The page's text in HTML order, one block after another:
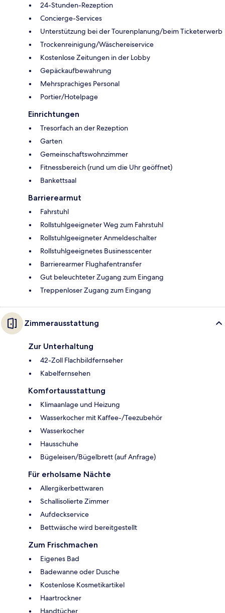
24-Stunden-Rezeption
Concierge-Services
Unterstützung bei der Tourenplanung/beim Ticketerwerb
Trockenreinigung/Wäschereiservice
Kostenlose Zeitungen in der Lobby
Gepäckaufbewahrung
Mehrsprachiges Personal
Portier/Hotelpage
Einrichtungen
Tresorfach an der Rezeption
Garten
Gemeinschaftswohnzimmer
Fitnessbereich (rund um die Uhr geöffnet)
Bankettsaal
Barrierearmut
Fahrstuhl
Rollstuhlgeeigneter Weg zum Fahrstuhl
Rollstuhlgeeigneter Anmeldeschalter
Rollstuhlgeeignetes Businesscenter
Barrierearmer Flughafentransfer
Gut beleuchteter Zugang zum Eingang
Treppenloser Zugang zum Eingang
Zimmerausstattung
Zur Unterhaltung
42-Zoll Flachbildfernseher
Kabelfernsehen
Komfortausstattung
Klimaanlage und Heizung
Wasserkocher mit Kaffee-/Teezubehör
Wasserkocher
Hausschuhe
Bügeleisen/Bügelbrett (auf Anfrage)
Für erholsame Nächte
Allergikerbettwaren
Schallisolierte Zimmer
Aufdeckservice
Bettwäsche wird bereitgestellt
Zum Frischmachen
Eigenes Bad
Badewanne oder Dusche
Kostenlose Kosmetikartikel
Haartrockner
Handtücher